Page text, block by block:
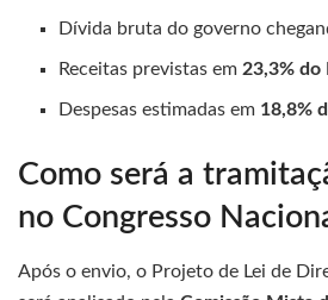
Dívida bruta do governo
Receitas previstas em23,3% do
Despesas estimadas em 18,8%
Como será a
no Congresso
Após o envio, o Projeto de Lei de